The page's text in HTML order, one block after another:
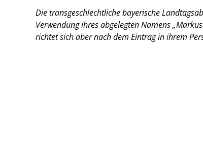
Die transgeschlechtliche bayerische
Verwendung ihres abgelegten Namens
richtet sich aber nach dem Eintrag in ihrem